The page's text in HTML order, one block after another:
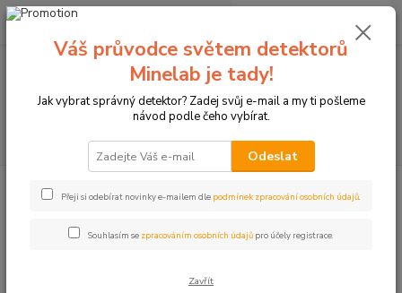
+420774877333
0 Kč
Kategorie blogu
Detektory
Váš průvodce světem detektorů
Minelab je tady!
Jak vybrat správný detektor? Zadej svůj e-mail a my ti pošleme
návod podle čeho vybírat.
Odeslat
Přeji si odebírat novinky e-mailem dle podmínek zpracování osobních údajů.
Souhlasím se zpracováním osobních údajů pro účely registrace.
Zavřít